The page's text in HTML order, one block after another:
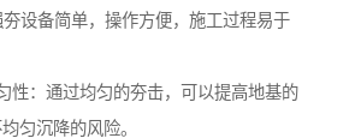
设备简单，操作方便，施工过程易于
性：通过均匀的夯击，可以提高地基的
匀沉降的风险。